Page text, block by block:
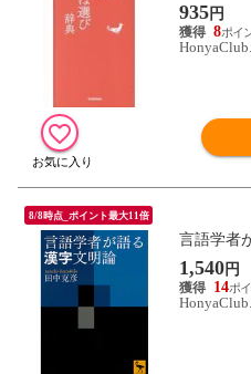
935円
8
8/8時点_ポイント最大11倍
言語学者
1,540円
14